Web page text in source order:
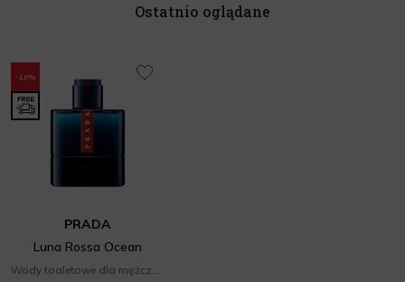
Ostatnio oglądane
-10%
PRADA
Luna Rossa Ocean